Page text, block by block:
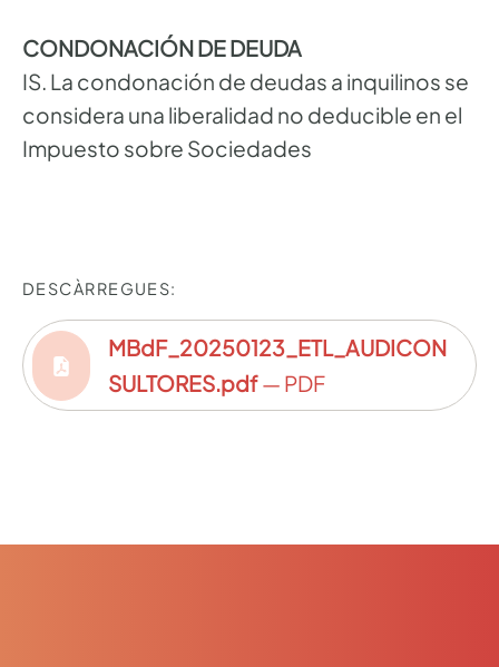
CONDONACIÓN DE DEUDA
IS. La condonación de deudas a inquilinos se
considera una liberalidad no deducible en el
Impuesto sobre Sociedades
DESCÀRREGUES:
MBdF_20250123_ETL_AUDICON
SULTORES.pdf— PDF